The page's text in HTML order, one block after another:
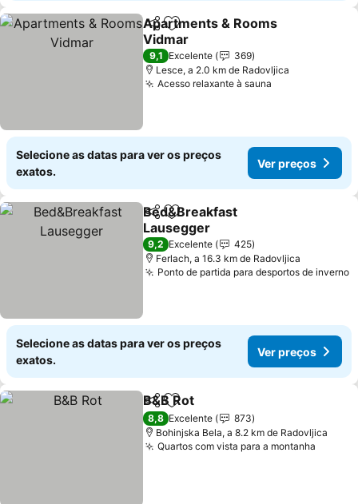
PartilharAdicionar aos favoritos
Apartments & Rooms
Vidmar
9,1 Excelente
369
Lesce, a 2.0 km de Radovljica
Acesso relaxante à sauna
Selecione as datas para ver os preços
exatos.
Ver preços
PartilharAdicionar aos favoritos
Bed&Breakfast
Lausegger
9,2 Excelente
425
Ferlach, a 16.3 km de Radovljica
Ponto de partida para desportos de inverno
Selecione as datas para ver os preços
exatos.
Ver preços
PartilharAdicionar aos favoritos
B&B Rot
8,8 Excelente
873
Bohinjska Bela, a 8.2 km de Radovljica
Quartos com vista para a montanha